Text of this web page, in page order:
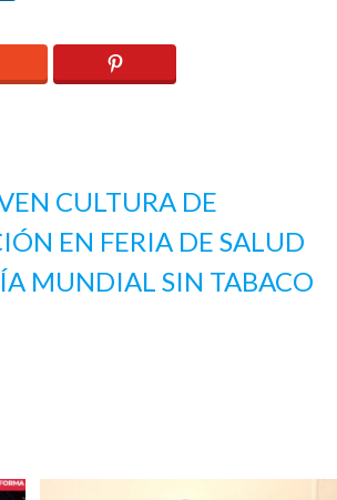
CULTURA DE
EN FERIA DE SALUD
MUNDIAL SIN TABACO